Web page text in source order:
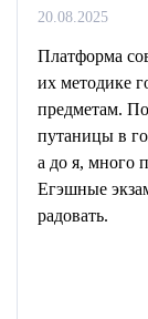
20.08.2025
Платформа
их методике
предметам.
путаницы в
а до я, много
Егэшные
радовать.